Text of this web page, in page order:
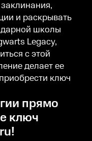
и раскрывать
школы
Legacy,
с этой
делает ее
ключ
ключ